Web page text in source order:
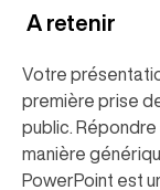
A retenir
Votre
première prise
public. Répondre
manière
PowerPoint est